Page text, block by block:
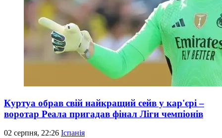
Куртуа обрав свій найкращий сейв у кар'єрі –
воротар Реала пригадав фінал Ліги чемпіонів
02 серпня, 22:26 Іспанія